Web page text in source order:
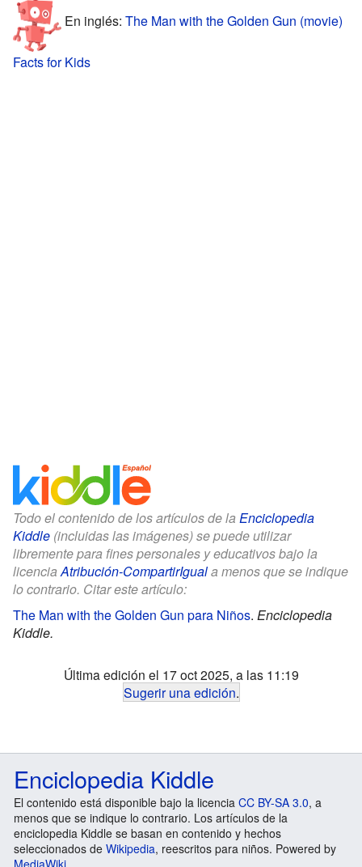
En inglés: The Man with the Golden Gun (movie)
Facts for Kids
Todo el contenido de los artículos de la Enciclopedia
Kiddle (incluidas las imágenes) se puede utilizar
libremente para fines personales y educativos bajo la
licenciaAtribución-CompartirIguala menos que se indique
lo contrario. Citar este artículo:
The Man with the Golden Gun para Niños. Enciclopedia
Kiddle.
Última edición el 17 oct 2025, a las 11:19
Sugerir una edición.
Enciclopedia Kiddle
El contenido está disponible bajo la licencia CC BY-SA 3.0, a
menos que se indique lo contrario. Los artículos de la
enciclopedia Kiddle se basan en contenido y hechos
seleccionados de Wikipedia, reescritos para niños. Powered by